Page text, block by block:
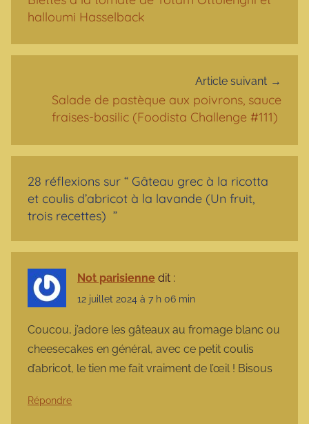
halloumi Hasselback
Article suivant
Salade de pastèque aux poivrons, sauce
fraises-basilic (Foodista Challenge #111)
28 réflexions sur “ Gâteau grec à la ricotta
et coulis d’abricot à la lavande (Un fruit,
trois recettes) ”
Not parisienne dit :
12 juillet 2024 à 7 h 06 min
Coucou, j’adore les gâteaux au fromage blanc ou
cheesecakes en général, avec ce petit coulis
d’abricot, le tien me fait vraiment de l’œil ! Bisous
Répondre